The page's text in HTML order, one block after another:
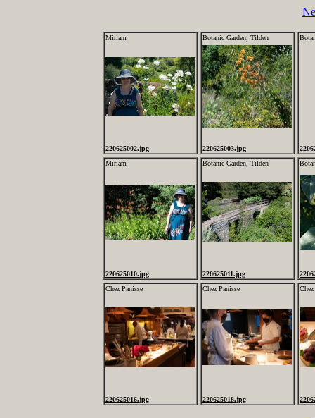
Miriam
220625002.jpg
Botanic Garden, Tilden
220625003.jpg
Miriam
220625010.jpg
Botanic Garden, Tilden
220625011.jpg
Chez Panisse
220625016.jpg
Chez Panisse
220625018.jpg
Chez